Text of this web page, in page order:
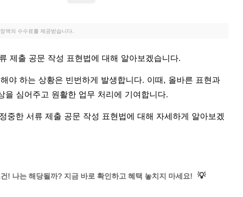
액의 수수료를 제공받습니다.
제출 공문 작성 표현법에 대해 알아보겠습니다.
야 하는 상황은 빈번하게 발생합니다. 이때, 올바른 표현과
을 심어주고 원활한 업무 처리에 기여합니다.
중한 서류 제출 공문 작성 표현법에 대해 자세하게 알아보겠
! 나는 해당될까? 지금 바로 확인하고 혜택 놓치지 마세요! 💡